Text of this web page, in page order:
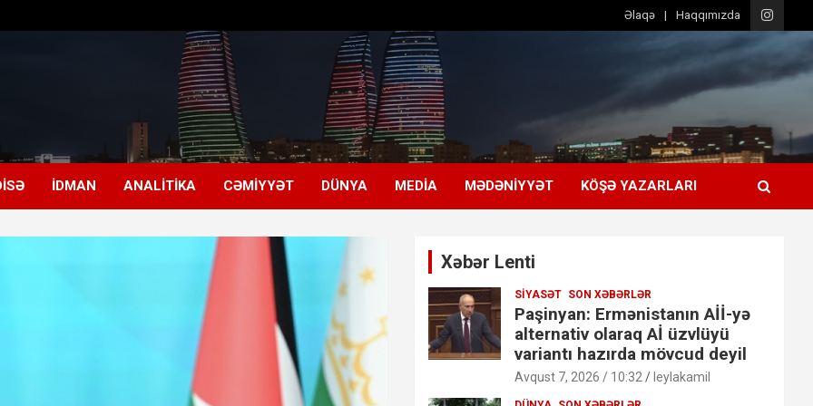
Əlaqə Haqqımızda
İDMAN ANALITIKA CƏMIYYƏT DÜNYA MEDIA MƏDƏNIYYƏT KÖŞƏ YAZARLARI
Xəbər Lenti
SIYASƏT SON XƏBƏRLƏR
Paşinyan: Ermənistanın Aİİ-yə
alternativ olaraq Aİ üzvlüyü
variantı hazırda mövcud deyil
Avqust 7, 2026 / 10:32 leylakamil